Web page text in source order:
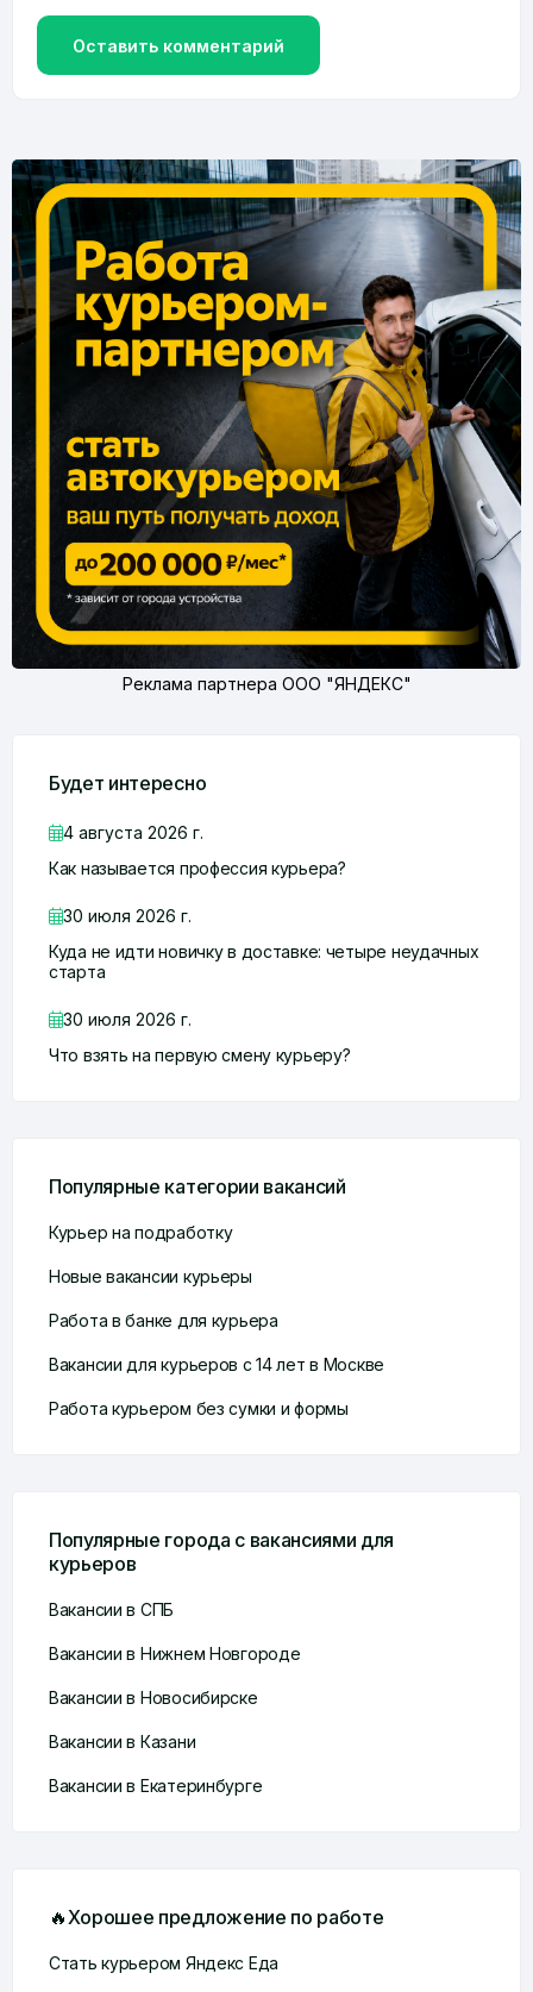
Оставить комментарий
Реклама партнера ООО "ЯНДЕКС"
Будет интересно
4 августа 2026 г.
Как называется профессия курьера?
30 июля 2026 г.
Куда не идти новичку в доставке: четыре неудачных
старта
30 июля 2026 г.
Что взять на первую смену курьеру?
Популярные категории вакансий
Курьер на подработку
Новые вакансии курьеры
Работа в банке для курьера
Вакансии для курьеров с 14 лет в Москве
Работа курьером без сумки и формы
Популярные города с вакансиями для
курьеров
Вакансии в СПБ
Вакансии в Нижнем Новгороде
Вакансии в Новосибирске
Вакансии в Казани
Вакансии в Екатеринбурге
🔥Хорошее предложение по работе
Стать курьером Яндекс Еда